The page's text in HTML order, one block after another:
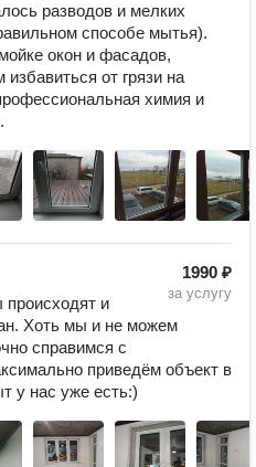
разводов и мелких
способе мытья).
окон и фасадов,
от грязи на
химия и
1990 ₽
за услугу
и
Хоть мы и не можем
справимся с
приведём объект в
у нас уже есть:)